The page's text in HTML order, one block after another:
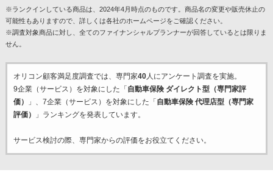
※ランクインしている商品は、2024年4月時点のものです。商品名の変更や販売休止の
可能性もありますので、詳しくは各社のホームページをご確認ください。
※調査対象商品に対し、全てのファイナンシャルプランナーが回答しているとは限りま
せん。
オリコン顧客満足度調査では、専門家40人にアンケート調査を実施。
9企業（サービス）を対象にした「 自動車保険 ダイレクト型（専門家評
価）
」、7企業（サービス）を対象にした「 自動車保険 代理店型（専門家
評価）
」ランキングを発表しています。
サービス検討の際、専門家からの評価をお役立てください。